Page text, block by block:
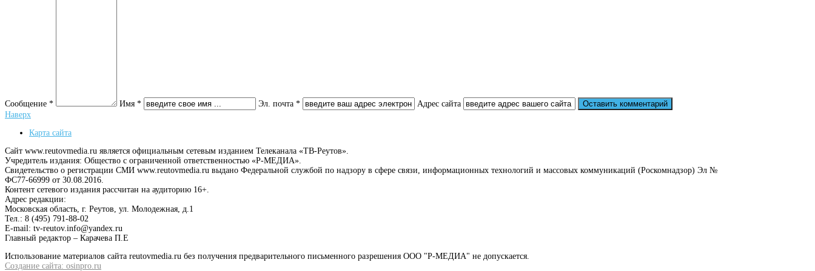
Сообщение * Имя * Эл. почта *
Адрес сайта
Наверх
Карта сайта
Сайт www.reutovmedia.ru является официальным сетевым изданием Телеканала «ТВ-Реутов».
Учредитель издания: Общество с ограниченной ответственностью «Р-МЕДИА».
Свидетельство о регистрации СМИ www.reutovmedia.ru выдано Федеральной службой по надзору в сфере связи, информационных технологий и массовых коммуникаций (Роскомнадзор) Эл №
ФС77-66999 от 30.08.2016.
Контент сетевого издания рассчитан на аудиторию 16+.
Адрес редакции:
Московская область, г. Реутов, ул. Молодежная, д.1
Тел.: 8 (495) 791-88-02
E-mail: tv-reutov.info@yandex.ru
Главный редактор – Карачева П.Е
Использование материалов сайта reutovmedia.ru без получения предварительного письменного разрешения ООО "Р-МЕДИА" не допускается.
Создание сайта: osinpro.ru